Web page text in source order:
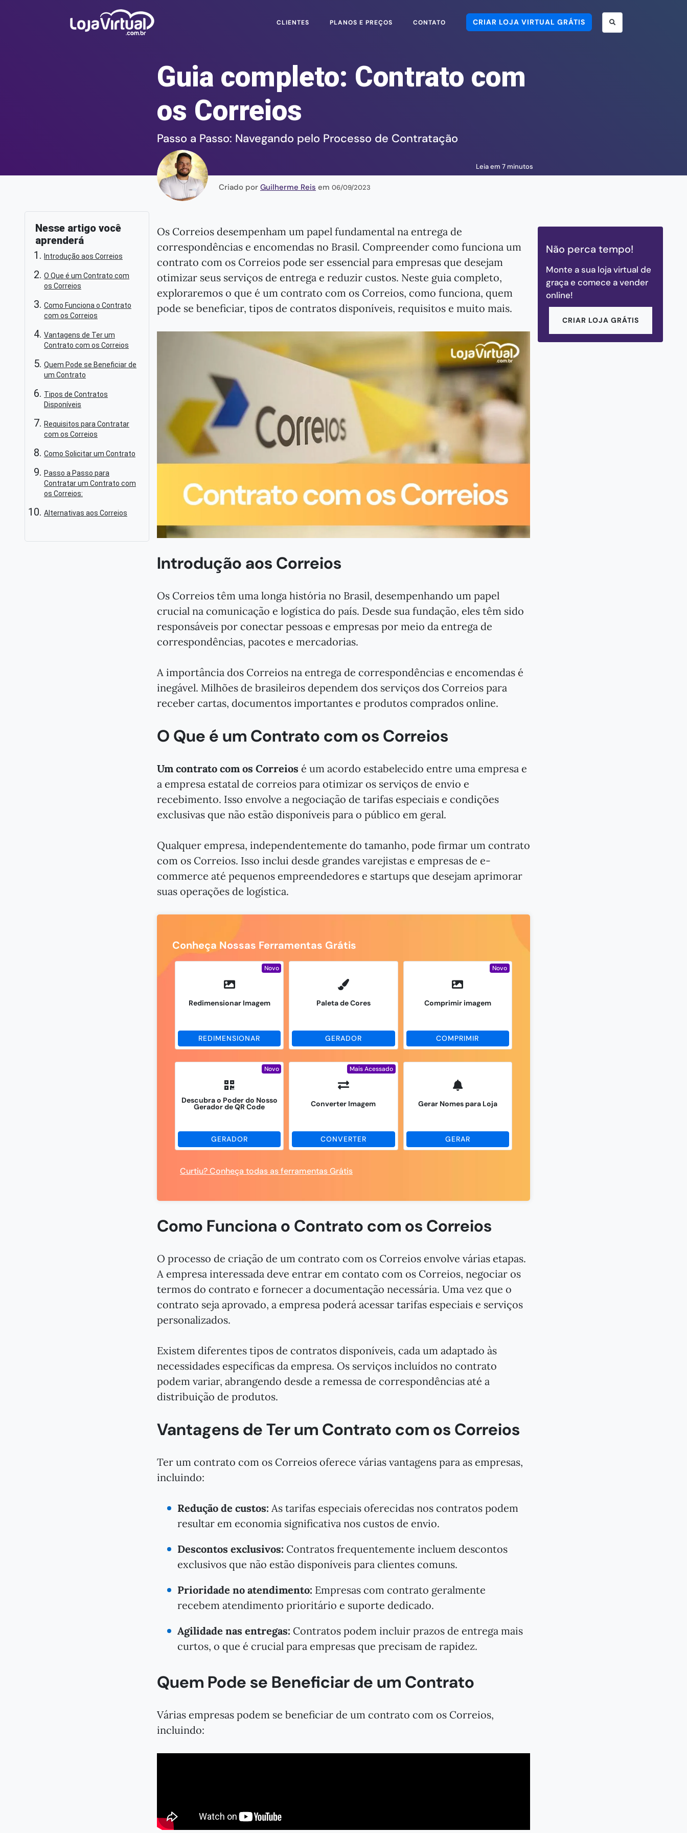
CLIENTES PLANOS E PREÇOS CONTATO CRIAR LOJA VIRTUAL GRÁTIS
Guia completo: Contrato com
os Correios
Passo a Passo: Navegando pelo Processo de Contratação
Leia em 7 minutos
Não perca tempo!
Monte a sua loja virtual de
graça e comece a vender
online!
CRIAR LOJA GRÁTIS
Criado por Guilherme Reis em 06/09/2023
Nesse artigo você
aprenderá
Introdução aos Correios
O Que é um Contrato com
os Correios
Como Funciona o Contrato
com os Correios
Vantagens de Ter um
Contrato com os Correios
Quem Pode se Beneficiar de
um Contrato
Tipos de Contratos
Disponíveis
Requisitos para Contratar
com os Correios
Como Solicitar um Contrato
Passo a Passo para
Contratar um Contrato com
os Correios:
Alternativas aos Correios
Os Correios desempenham um papel fundamental na entrega de
correspondências e encomendas no Brasil. Compreender como funciona um
contrato com os Correios pode ser essencial para empresas que desejam
otimizar seus serviços de entrega e reduzir custos. Neste guia completo,
exploraremos o que é um contrato com os Correios, como funciona, quem
pode se beneficiar, tipos de contratos disponíveis, requisitos e muito mais.
Introdução aos Correios
Os Correios têm uma longa história no Brasil, desempenhando um papel
crucial na comunicação e logística do país. Desde sua fundação, eles têm sido
responsáveis por conectar pessoas e empresas por meio da entrega de
correspondências, pacotes e mercadorias.
A importância dos Correios na entrega de correspondências e encomendas é
inegável. Milhões de brasileiros dependem dos serviços dos Correios para
receber cartas, documentos importantes e produtos comprados online.
O Que é um Contrato com os Correios
Um contrato com os Correios é um acordo estabelecido entre uma empresa e
a empresa estatal de correios para otimizar os serviços de envio e
recebimento. Isso envolve a negociação de tarifas especiais e condições
exclusivas que não estão disponíveis para o público em geral.
Qualquer empresa, independentemente do tamanho, pode firmar um contrato
com os Correios. Isso inclui desde grandes varejistas e empresas de e-
commerce até pequenos empreendedores e startups que desejam aprimorar
suas operações de logística.
Conheça Nossas Ferramentas Grátis
Novo
Redimensionar Imagem
REDIMENSIONAR
Paleta de Cores
GERADOR
Novo
Comprimir imagem
COMPRIMIR
Novo
Descubra o Poder do Nosso
Gerador de QR Code
GERADOR
Mais Acessado
Converter Imagem
CONVERTER
Gerar Nomes para Loja
GERAR
Curtiu? Conheça todas as ferramentas Grátis
Como Funciona o Contrato com os Correios
O processo de criação de um contrato com os Correios envolve várias etapas.
A empresa interessada deve entrar em contato com os Correios, negociar os
termos do contrato e fornecer a documentação necessária. Uma vez que o
contrato seja aprovado, a empresa poderá acessar tarifas especiais e serviços
personalizados.
Existem diferentes tipos de contratos disponíveis, cada um adaptado às
necessidades específicas da empresa. Os serviços incluídos no contrato
podem variar, abrangendo desde a remessa de correspondências até a
distribuição de produtos.
Vantagens de Ter um Contrato com os Correios
Ter um contrato com os Correios oferece várias vantagens para as empresas,
incluindo:
Redução de custos: As tarifas especiais oferecidas nos contratos podem
resultar em economia significativa nos custos de envio.
Descontos exclusivos: Contratos frequentemente incluem descontos
exclusivos que não estão disponíveis para clientes comuns.
Prioridade no atendimento: Empresas com contrato geralmente
recebem atendimento prioritário e suporte dedicado.
Agilidade nas entregas: Contratos podem incluir prazos de entrega mais
curtos, o que é crucial para empresas que precisam de rapidez.
Quem Pode se Beneficiar de um Contrato
Várias empresas podem se beneficiar de um contrato com os Correios,
incluindo: